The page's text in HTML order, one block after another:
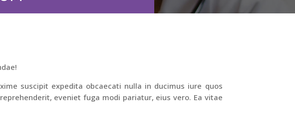
suscipit expedita obcaecati nulla in ducimus iure quos
eveniet fuga modi pariatur, eius vero. Ea vitae